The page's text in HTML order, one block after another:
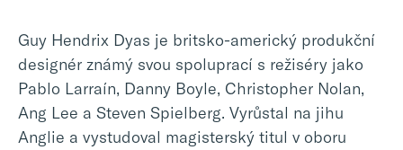
Guy Hendrix Dyas je britsko-americký produkční
designér známý svou spoluprací s režiséry jako
Pablo Larraín, Danny Boyle, Christopher Nolan,
Ang Lee a Steven Spielberg. Vyrůstal na jihu
Anglie a vystudoval magisterský titul v oboru